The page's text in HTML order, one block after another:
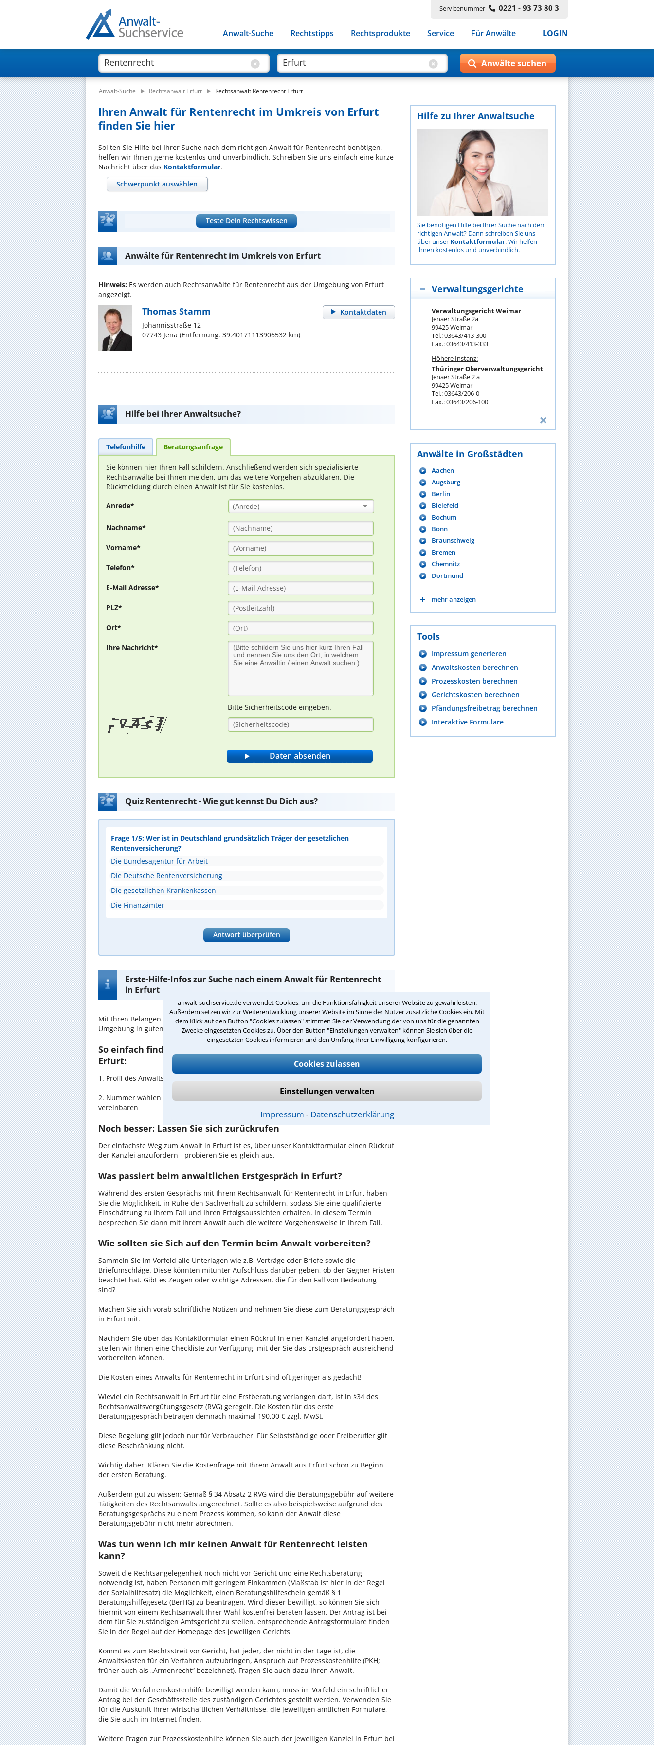
anwalt-suchservice.de verwendet Cookies, um die Funktionsfähigkeit unserer Website zu gewährleisten.
Außerdem setzen wir zur Weiterentwicklung unserer Website im Sinne der Nutzer zusätzliche Cookies ein. Mit
dem Klick auf den Button "Cookies zulassen" stimmen Sie der Verwendung der von uns für die genannten
Zwecke eingesetzten Cookies zu. Über den Button "Einstellungen verwalten" können Sie sich über die
eingesetzten Cookies informieren und den Umfang Ihrer Einwilligung konfigurieren.
Cookies zulassen
Einstellungen verwalten
Impressum ⁃ Datenschutzerklärung
Servicenummer 0221 - 93 73 80 3
Anwalt-Suche Rechtstipps Rechtsprodukte Service Für Anwälte LOGIN
Anwalt-Suche Rechtsanwalt Erfurt Rechtsanwalt Rentenrecht Erfurt
Ihren Anwalt für Rentenrecht im Umkreis von Erfurt
finden Sie hier
Sollten Sie Hilfe bei Ihrer Suche nach dem richtigen Anwalt für Rentenrecht benötigen,
helfen wir Ihnen gerne kostenlos und unverbindlich. Schreiben Sie uns einfach eine kurze
Nachricht über das Kontaktformular.
Schwerpunkt auswählen
Teste Dein Rechtswissen
Anwälte für Rentenrecht im Umkreis von Erfurt
Hinweis: Es werden auch Rechtsanwälte für Rentenrecht aus der Umgebung von Erfurt
angezeigt.
Kontaktdaten
Thomas Stamm
Johannisstraße 12
07743 Jena (Entfernung: 39.40171113906532 km)
Hilfe bei Ihrer Anwaltsuche?
Telefonhilfe Beratungsanfrage
Sie können hier Ihren Fall schildern. Anschließend werden sich spezialisierte
Rechtsanwälte bei Ihnen melden, um das weitere Vorgehen abzuklären. Die
Rückmeldung durch einen Anwalt ist für Sie kostenlos.
Anrede* (Anrede)
Nachname*
Vorname*
Telefon*
E-Mail Adresse*
PLZ*
Ort*
Ihre Nachricht*
Bitte Sicherheitscode eingeben.
Quiz Rentenrecht - Wie gut kennst Du Dich aus?
Frage 1/5: Wer ist in Deutschland grundsätzlich Träger der gesetzlichen
Rentenversicherung?
Die Bundesagentur für Arbeit
Die Deutsche Rentenversicherung
Die gesetzlichen Krankenkassen
Die Finanzämter
Antwort überprüfen
Erste-Hilfe-Infos zur Suche nach einem Anwalt für Rentenrecht
in Erfurt
Mit Ihren Belangen im Rentenrechtsind Sie bei unseren Anwälten aus Erfurt und
Umgebung in guten Händen.
So einfach finden Sie den passenden Anwalt für Rentenrecht in
Erfurt:
1. Profil des Anwalts für Rentenrecht in Ihrer Umgebung auswählen
2. Nummer wählen und direkt mit der Kanzlei in Erfurt einen Beratungstermin
vereinbaren
Noch besser: Lassen Sie sich zurückrufen
Der einfachste Weg zum Anwalt in Erfurt ist es, über unser Kontaktformular einen Rückruf
der Kanzlei anzufordern - probieren Sie es gleich aus.
Was passiert beim anwaltlichen Erstgespräch in Erfurt?
Während des ersten Gesprächs mit Ihrem Rechtsanwalt für Rentenrecht in Erfurt haben
Sie die Möglichkeit, in Ruhe den Sachverhalt zu schildern, sodass Sie eine qualifizierte
Einschätzung zu Ihrem Fall und Ihren Erfolgsaussichten erhalten. In diesem Termin
besprechen Sie dann mit Ihrem Anwalt auch die weitere Vorgehensweise in Ihrem Fall.
Wie sollten sie Sich auf den Termin beim Anwalt vorbereiten?
Sammeln Sie im Vorfeld alle Unterlagen wie z.B. Verträge oder Briefe sowie die
Briefumschläge. Diese könnten mitunter Aufschluss darüber geben, ob der Gegner Fristen
beachtet hat. Gibt es Zeugen oder wichtige Adressen, die für den Fall von Bedeutung
sind?
Machen Sie sich vorab schriftliche Notizen und nehmen Sie diese zum Beratungsgespräch
in Erfurt mit.
Nachdem Sie über das Kontaktformular einen Rückruf in einer Kanzlei angefordert haben,
stellen wir Ihnen eine Checkliste zur Verfügung, mit der Sie das Erstgespräch ausreichend
vorbereiten können.
Die Kosten eines Anwalts für Rentenrecht in Erfurt sind oft geringer als gedacht!
Wieviel ein Rechtsanwalt in Erfurt für eine Erstberatung verlangen darf, ist in §34 des
Rechtsanwaltsvergütungsgesetz (RVG) geregelt. Die Kosten für das erste
Beratungsgespräch betragen demnach maximal 190,00 € zzgl. MwSt.
Diese Regelung gilt jedoch nur für Verbraucher. Für Selbstständige oder Freiberufler gilt
diese Beschränkung nicht.
Wichtig daher: Klären Sie die Kostenfrage mit Ihrem Anwalt aus Erfurt schon zu Beginn
der ersten Beratung.
Außerdem gut zu wissen: Gemäß § 34 Absatz 2 RVG wird die Beratungsgebühr auf weitere
Tätigkeiten des Rechtsanwalts angerechnet. Sollte es also beispielsweise aufgrund des
Beratungsgesprächs zu einem Prozess kommen, so kann der Anwalt diese
Beratungsgebühr nicht mehr abrechnen.
Was tun wenn ich mir keinen Anwalt für Rentenrecht leisten
kann?
Soweit die Rechtsangelegenheit noch nicht vor Gericht und eine Rechtsberatung
notwendig ist, haben Personen mit geringem Einkommen (Maßstab ist hier in der Regel
der Sozialhilfesatz) die Möglichkeit, einen Beratungshilfeschein gemäß § 1
Beratungshilfegesetz (BerHG) zu beantragen. Wird dieser bewilligt, so können Sie sich
hiermit von einem Rechtsanwalt Ihrer Wahl kostenfrei beraten lassen. Der Antrag ist bei
dem für Sie zuständigen Amtsgericht zu stellen, entsprechende Antragsformulare finden
Sie in der Regel auf der Homepage des jeweiligen Gerichts.
Kommt es zum Rechtsstreit vor Gericht, hat jeder, der nicht in der Lage ist, die
Anwaltskosten für ein Verfahren aufzubringen, Anspruch auf Prozesskostenhilfe (PKH;
früher auch als „Armenrecht“ bezeichnet). Fragen Sie auch dazu Ihren Anwalt.
Damit die Verfahrenskostenhilfe bewilligt werden kann, muss im Vorfeld ein schriftlicher
Antrag bei der Geschäftsstelle des zuständigen Gerichtes gestellt werden. Verwenden Sie
für die Auskunft Ihrer wirtschaftlichen Verhältnisse, die jeweiligen amtlichen Formulare,
die Sie auch im Internet finden.
Weitere Fragen zur Prozesskostenhilfe können Sie auch der jeweiligen Kanzlei in Erfurt bei
Hilfe zu Ihrer Anwaltsuche
Sie benötigen Hilfe bei Ihrer Suche nach dem
richtigen Anwalt? Dann schreiben Sie uns
über unser Kontaktformular. Wir helfen
Ihnen kostenlos und unverbindlich.
Verwaltungsgerichte
Verwaltungsgericht Weimar
Jenaer Straße 2a
99425 Weimar
Tel.: 03643/413-300
Fax.: 03643/413-333
Höhere Instanz:
Thüringer Oberverwaltungsgericht
Jenaer Straße 2 a
99425 Weimar
Tel.: 03643/206-0
Fax.: 03643/206-100
Anwälte in Großstädten
Aachen
Augsburg
Berlin
Bielefeld
Bochum
Bonn
Braunschweig
Bremen
Chemnitz
Dortmund
mehr anzeigen
Tools
Impressum generieren
Anwaltskosten berechnen
Prozesskosten berechnen
Gerichtskosten berechnen
Pfändungsfreibetrag berechnen
Interaktive Formulare